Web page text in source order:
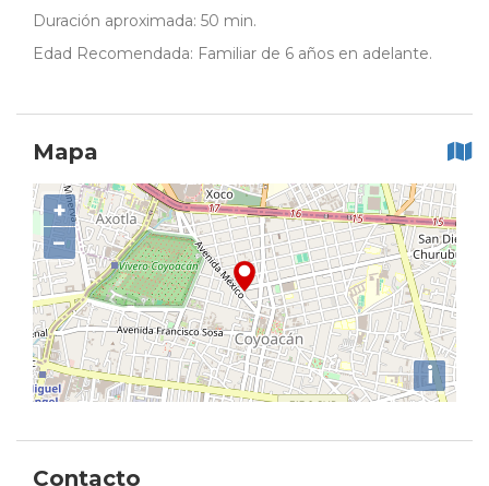
Duración aproximada: 50 min.
Edad Recomendada: Familiar de 6 años en adelante.
Mapa
+
−
i
Contacto